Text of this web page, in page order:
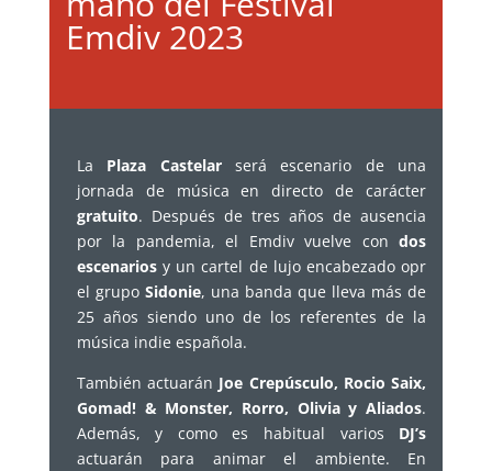
Emdiv 2023
La Plaza Castelarserá escenario de una
jornada de música en directo de carácter
gratuito. Después de tres años de ausencia
por la pandemia, el Emdiv vuelve condos
escenariosy un cartel de lujo encabezado opr
el grupo Sidonie, una banda que lleva más de
25 años siendo uno de los referentes de la
música indie española.
También actuarán Joe Crepúsculo, Rocio Saix,
Gomad! & Monster, Rorro, Olivia y Aliados.
Además, y como es habitual varios DJ’s
actuarán para animar el ambiente. En